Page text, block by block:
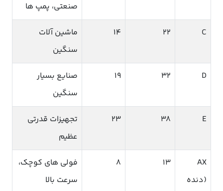
صنعتی، پمپ ها
C
22
14
ماشین آلات
سنگین
D
32
19
صنایع بسیار
سنگین
E
38
23
تجهیزات قدرتی
عظیم
AX
(دنده
13
8
فولی های کوچک،
سرعت بالا